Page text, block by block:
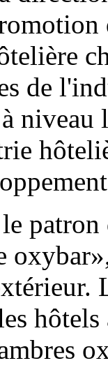
de
niveau